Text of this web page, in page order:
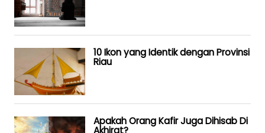
10 Ikon yang Identik dengan Provinsi
Riau
Apakah Orang Kafir Juga Dihisab Di
Akhirat?